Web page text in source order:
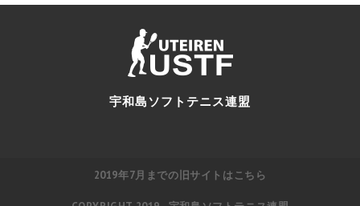
宇和島ソフトテニス連盟
2019年7月までの旧サイトはこちら